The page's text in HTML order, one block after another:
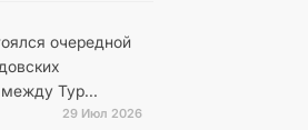
очередной
между Тур...
29 Июл 2026